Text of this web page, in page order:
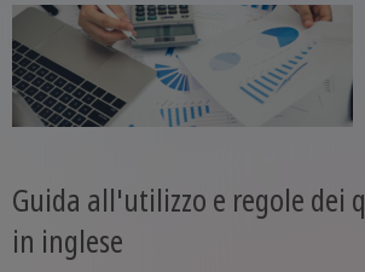
Guida all'utilizzo e regole dei
in inglese